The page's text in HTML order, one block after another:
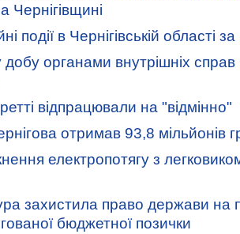
Чернігівщині
події в Чернігівській області
органами внутрішніх справ
відпрацювали на "відмінно"
отримав 93,8 мільйонів
електропотягу з
захистила право держави на
бюджетної позички